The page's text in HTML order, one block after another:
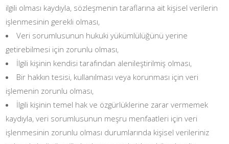
ilgili olması kaydıyla, sözleşmenin taraflarına ait kişisel verilerin
işlenmesinin gerekli olması,
Veri sorumlusunun hukuki yükümlülüğünü yerine
getirebilmesi için zorunlu olması,
İlgili kişinin kendisi tarafından alenileştirilmiş olması,
Bir hakkın tesisi, kullanılması veya korunması için veri
işlemenin zorunlu olması,
İlgili kişinin temel hak ve özgürlüklerine zarar vermemek
kaydıyla, veri sorumlusunun meşru menfaatleri için veri
işlenmesinin zorunlu olması durumlarında kişisel verileriniz